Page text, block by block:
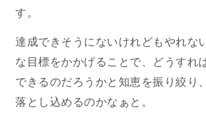
す。
達成できそうにないけれどもやれな
な目標をかかげることで、どうすれ
できるのだろうかと知恵を振り絞り
落とし込めるのかなぁと。